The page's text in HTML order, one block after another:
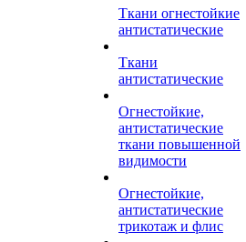
Ткани огнестойкие
антистатические
Ткани
антистатические
Огнестойкие,
антистатические
ткани повышенной
видимости
Огнестойкие,
антистатические
трикотаж и флис